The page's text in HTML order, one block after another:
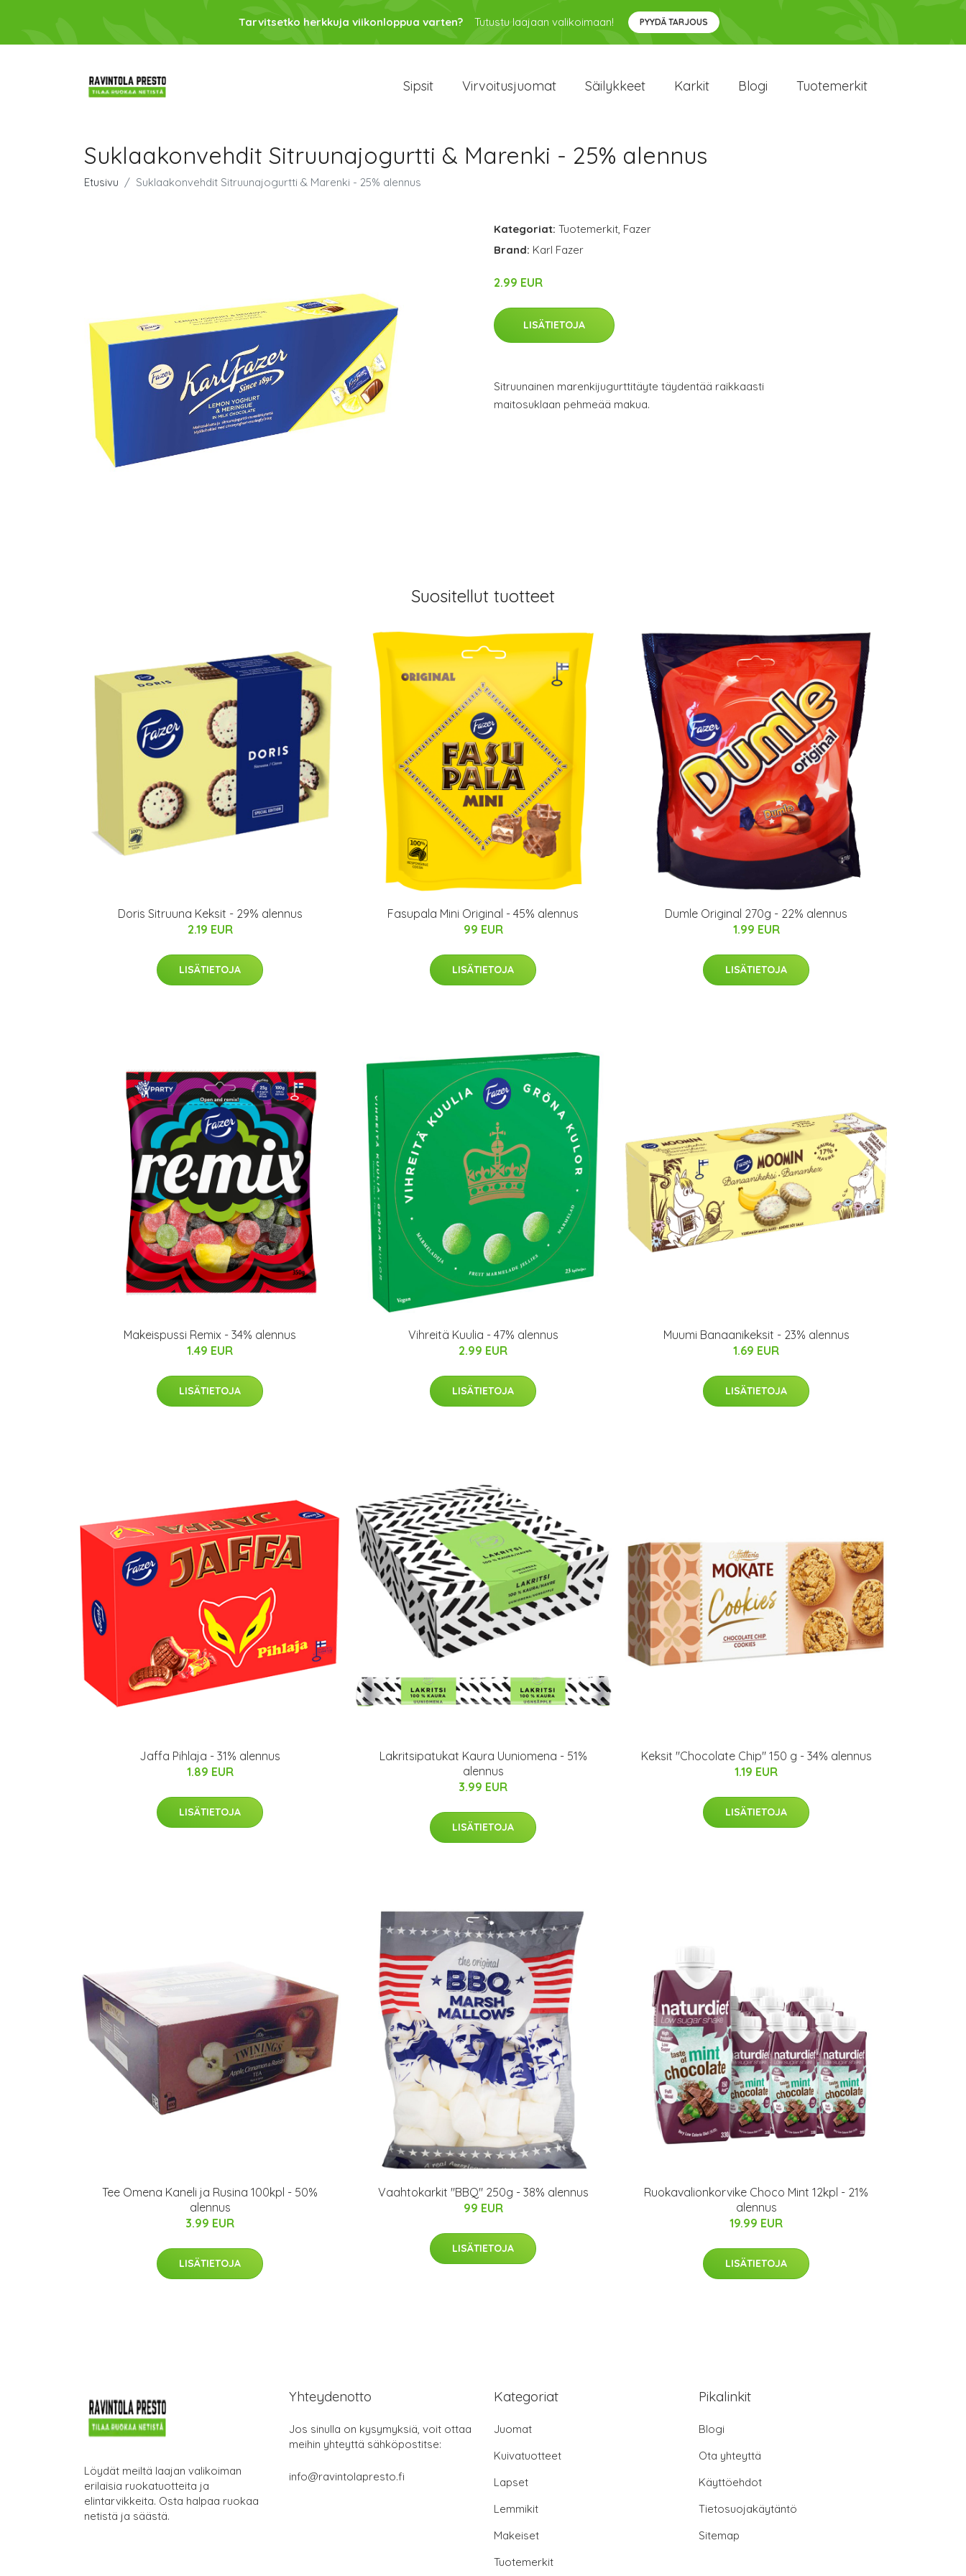
Tarvitsetko herkkuja viikonloppua varten? Tutustu laajaan valikoimaan! PYYDÄ TARJOUS
Sipsit Virvoitusjuomat Säilykkeet Karkit Blogi Tuotemerkit
Suklaakonvehdit Sitruunajogurtti & Marenki - 25% alennus
Etusivu Suklaakonvehdit Sitruunajogurtti & Marenki - 25% alennus
Kategoriat: Tuotemerkit, Fazer
Brand: Karl Fazer
2.99 EUR
LISÄTIETOJA
Sitruunainen marenkijugurttitäyte täydentää raikkaasti
maitosuklaan pehmeää makua.
Suositellut tuotteet
Doris Sitruuna Keksit - 29% alennus
2.19 EUR
LISÄTIETOJA
Fasupala Mini Original - 45% alennus
99 EUR
LISÄTIETOJA
Dumle Original 270g - 22% alennus
1.99 EUR
LISÄTIETOJA
Makeispussi Remix - 34% alennus
1.49 EUR
LISÄTIETOJA
Vihreitä Kuulia - 47% alennus
2.99 EUR
LISÄTIETOJA
Muumi Banaanikeksit - 23% alennus
1.69 EUR
LISÄTIETOJA
Jaffa Pihlaja - 31% alennus
1.89 EUR
LISÄTIETOJA
Lakritsipatukat Kaura Uuniomena - 51%
alennus
3.99 EUR
LISÄTIETOJA
Keksit "Chocolate Chip" 150 g - 34% alennus
1.19 EUR
LISÄTIETOJA
Tee Omena Kaneli ja Rusina 100kpl - 50%
alennus
3.99 EUR
LISÄTIETOJA
Vaahtokarkit "BBQ" 250g - 38% alennus
99 EUR
LISÄTIETOJA
Ruokavalionkorvike Choco Mint 12kpl - 21%
alennus
19.99 EUR
LISÄTIETOJA
Löydät meiltä laajan valikoiman
erilaisia ruokatuotteita ja
elintarvikkeita. Osta halpaa ruokaa
netistä ja säästä.
Yhteydenotto
Jos sinulla on kysymyksiä, voit ottaa
meihin yhteyttä sähköpostitse:
info@ravintolapresto.fi
Kategoriat
Juomat
Kuivatuotteet
Lapset
Lemmikit
Makeiset
Tuotemerkit
Pikalinkit
Blogi
Ota yhteyttä
Käyttöehdot
Tietosuojakäytäntö
Sitemap